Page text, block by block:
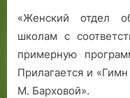
«Женский отдел
школам с
примерную
Прилагается и
М. Барховой».